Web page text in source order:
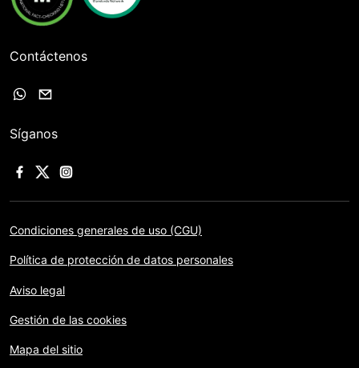
Contáctenos
Síganos
Condiciones generales de uso (CGU)
Política de protección de datos personales
Aviso legal
Gestión de las cookies
Mapa del sitio